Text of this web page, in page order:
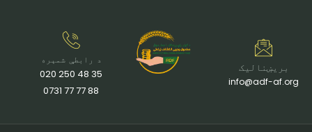
بریښنالیک
info@adf-af.org
د رابطې شمېره
35 48 250 020
88 77 77 0731